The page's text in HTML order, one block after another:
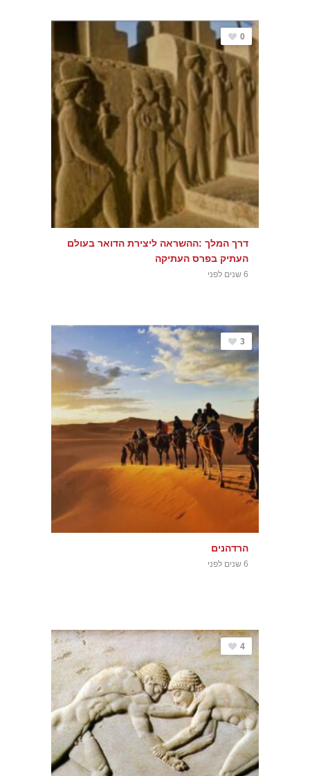
0
דרך המלך :ההשראה ליצירת הדואר בעולם
העתיק בפרס העתיקה
6 שנים לפני
3
הרדהנים
6 שנים לפני
4